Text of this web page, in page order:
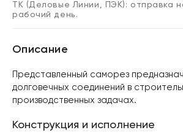
ТК (Деловые Линии, ПЭК): отправка
рабочий день.
Описание
Представленный саморез
долговечных соединений в
производственных задачах.
Конструкция и исполнение